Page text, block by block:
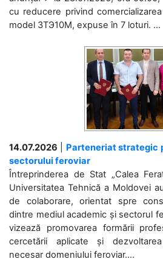
cu reducere privind
model 3ТЭ10М, expuse în 7 loturi. ...
14.07.2026
Parteneriat strategic
sectorului feroviar
Întreprinderea de Stat „Calea
Universitatea Tehnică a Moldovei
de colaborare, orientat spre
dintre mediul academic și sectorul
vizează promovarea formării
cercetării aplicate și
necesar domeniului feroviar....